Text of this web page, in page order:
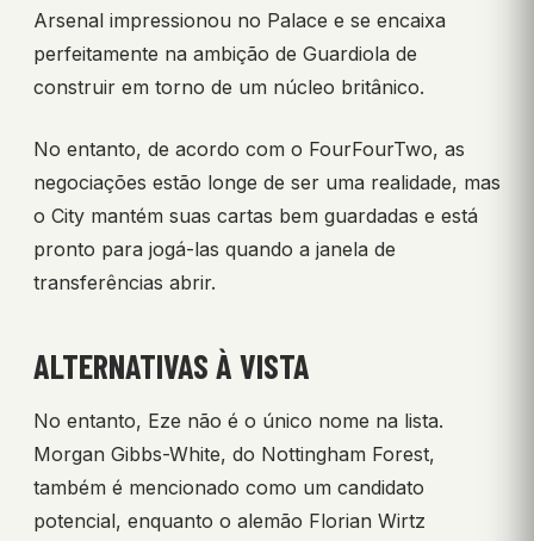
Arsenal impressionou no Palace e se encaixa
perfeitamente na ambição de Guardiola de
construir em torno de um núcleo britânico.
No entanto, de acordo com o FourFourTwo, as
negociações estão longe de ser uma realidade, mas
o City mantém suas cartas bem guardadas e está
pronto para jogá-las quando a janela de
transferências abrir.
ALTERNATIVAS À VISTA
No entanto, Eze não é o único nome na lista.
Morgan Gibbs-White, do Nottingham Forest,
também é mencionado como um candidato
potencial, enquanto o alemão Florian Wirtz